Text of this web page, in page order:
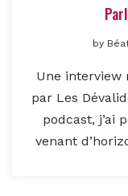
by
Une interview
par Les
podcast, j’ai
venant